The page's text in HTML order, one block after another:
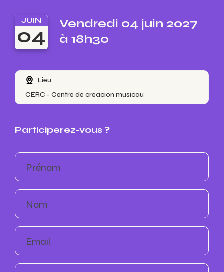
JUIN
04
Vendredi 04 juin 2027
à 18h30
Lieu
CERC - Centre de creacion musicau
Participerez-vous ?
Prénom
Nom
Email